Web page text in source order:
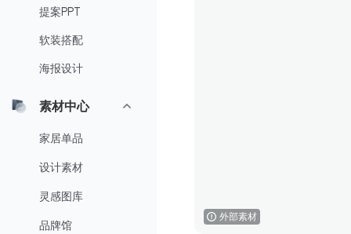
提案PPT
软装搭配
海报设计
素材中心
家居单品
设计素材
灵感图库
品牌馆
外部素材